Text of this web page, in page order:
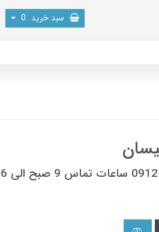
سبد خرید 0